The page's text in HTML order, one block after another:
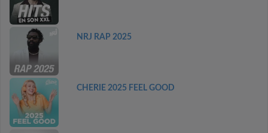
NRJ RAP 2025
CHERIE 2025 FEEL GOOD